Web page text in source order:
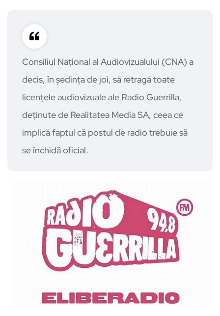
Consiliul Naţional al Audiovizualului (CNA) a
decis, în şedinţa de joi, să retragă toate
licenţele audiovizuale ale Radio Guerrilla,
deţinute de Realitatea Media SA, ceea ce
implică faptul că postul de radio trebuie să
se închidă oficial.